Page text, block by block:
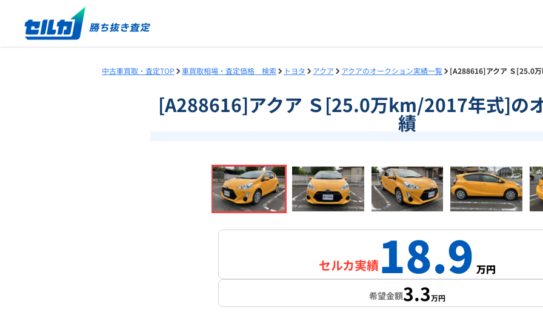
中古車買取・査定TOP 車買取相場・査定価格 検索 トヨタ アクア アクアのオークション実績一覧 [A288616]アクア Ｓ[25.0
[A288616]アクア Ｓ[25.0万km/2017年式]の
績
セルカ実績18.9 万円
希望金額3.3万円